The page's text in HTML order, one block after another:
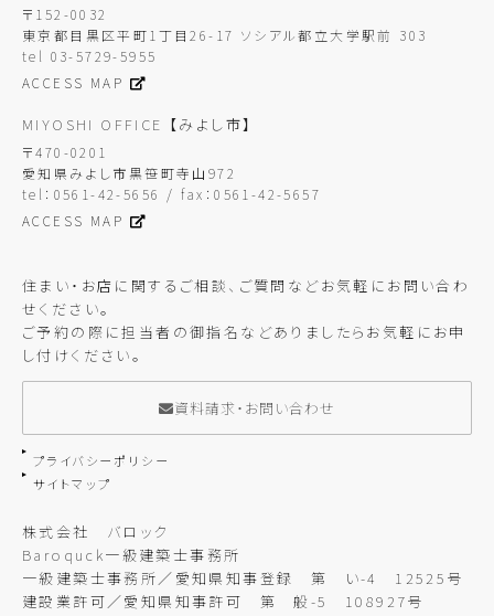
〒152-0032
東京都目黒区平町1丁目26-17 ソシアル都立大学駅前 303
tel 03-5729-5955
ACCESS MAP
MIYOSHI OFFICE 【みよし市】
〒470-0201
愛知県みよし市黒笹町寺山972
tel：0561-42-5656 / fax：0561-42-5657
ACCESS MAP
住まい・お店に関するご相談、ご質問などお気軽にお問い合わ
せください。
ご予約の際に担当者の御指名などありましたらお気軽にお申
し付けください。
資料請求・お問い合わせ
プライバシーポリシー
サイトマップ
株式会社 バロック
Baroquck一級建築士事務所
一級建築士事務所／愛知県知事登録 第 い-4 12525号
建設業許可／愛知県知事許可 第 般-5 108927号